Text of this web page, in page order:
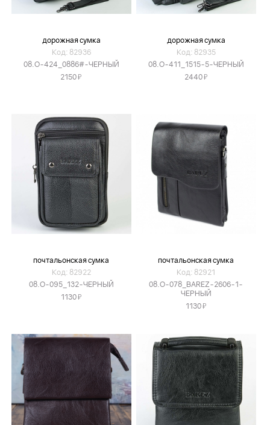
дорожная сумка
Код: 82936
08.O-424_0886#-ЧЕРНЫЙ
2150Я
дорожная сумка
Код: 82935
08.O-411_1515-5-ЧЕРНЫЙ
2440Я
почтальонская сумка
Код: 82922
08.O-095_132-ЧЕРНЫЙ
1130Я
почтальонская сумка
Код: 82921
08.O-078_BAREZ-2606-1-
ЧЕРНЫЙ
1130Я